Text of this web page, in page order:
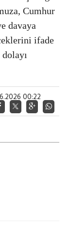
Cumhur
davaya
ifade
00:22